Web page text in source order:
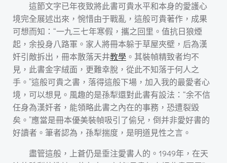
這節文字已年夜致將此書可貴水平和本身的愛護心
境完全展述出來，惋惜由于戰亂，這般可貴著作，成果
可想而知：“一九三七年寒假，攜之回里。值抗日狼煙
起，余投身八路軍。家人將冊本躲于草屋夾壁，后為漢
奸引敵拆出，冊本散落天井教學 。其裝幀精致者均不
見，此書金字絨面，更難幸脫，從此不知落于何人之
手。”這般可貴之書，落得這般下場，加入我的最愛者心
境，可以想見。風趣的是孫犁還對此書有設法：“余不信
任身為漢奸者，能領略此書之內在的事務，恐遭裂毀
矣。”應當是冊本優美裝幀吸引了偷兒，倒并非愛好書的
好讀者。筆者認為，孫犁揣度，是明道見性之言。
盡管這般，上蒼仍是垂注愛書人的。1949年，在天